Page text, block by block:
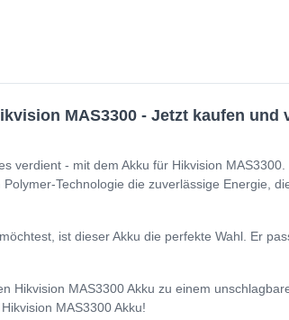
MAS3300 - Jetzt kaufen und
verdient - mit dem Akku für Hikvision
Technologie die zuverlässige Energie,
ist dieser Akku die perfekte Wahl. Er
Hikvision MAS3300 Akku zu einem
MAS3300 Akku!